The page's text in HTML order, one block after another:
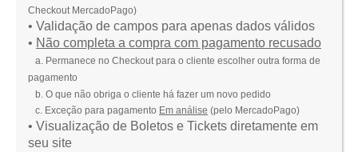
Checkout MercadoPago)
• Validação de campos para apenas dados válidos
• Não completa a compra com pagamento recusado
a. Permanece no Checkout para o cliente escolher outra forma de
pagamento
b. O que não obriga o cliente há fazer um novo pedido
c. Exceção para pagamento Em análise (pelo MercadoPago)
• Visualização de Boletos e Tickets diretamente em
seu site